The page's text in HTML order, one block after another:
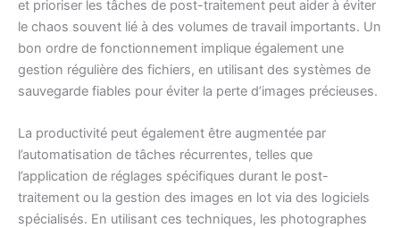
et prioriser les tâches de post-traitement peut aider à éviter
le chaos souvent lié à des volumes de travail importants. Un
bon ordre de fonctionnement implique également une
gestion régulière des fichiers, en utilisant des systèmes de
sauvegarde fiables pour éviter la perte d’images précieuses.
La productivité peut également être augmentée par
l’automatisation de tâches récurrentes, telles que
l’application de réglages spécifiques durant le post-
traitement ou la gestion des images en lot via des logiciels
spécialisés. En utilisant ces techniques, les photographes